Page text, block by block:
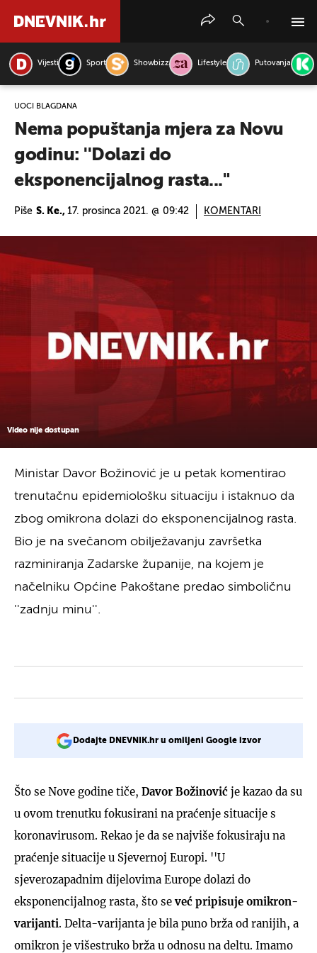
Vijesti Sport Showbizz Lifestyle Putovanja
UOČI BLAGDANA
Nema popuštanja mjera za Novu
godinu: ''Dolazi do
eksponencijalnog rasta..."
Piše S. Ke., 17. prosinca 2021. @ 09:42 KOMENTARI
Video nije dostupan
Ministar Davor Božinović je u petak komentirao
trenutačnu epidemiološku situaciju i istaknuo da
zbog omikrona dolazi do eksponencijalnog rasta.
Bio je na svečanom obilježavanju završetka
razminiranja Zadarske županije, na kojem je
načelniku Općine Pakoštane predao simboličnu
''zadnju minu''.
Dodajte DNEVNIK.hr u omiljeni Google izvor
Što se Nove godine tiče, Davor Božinović je kazao da su
u ovom trenutku fokusirani na praćenje situacije s
koronavirusom. Rekao je da se najviše fokusiraju na
praćenje situacije u Sjevernoj Europi. ''U
sjeverozapadnim dijelovima Europe dolazi do
eksponencijalnog rasta, što seveć pripisuje omikron-
varijanti. Delta-varijanta je bila puno brža od ranijih, a
omikron je višestruko brža u odnosu na deltu. Imamo
PRETRAŽITE VIJESTI